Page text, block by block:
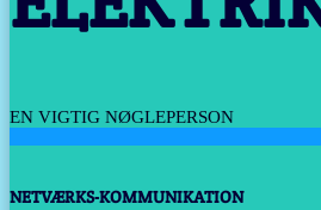
EN VIGTIG NØGLEPERSON
NETVÆRKS-KOMMUNIKATION